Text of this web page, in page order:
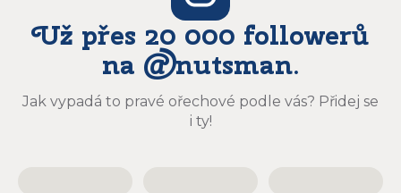
Už přes 20 000 followerů
na @nutsman.
Jak vypadá to pravé ořechové podle vás? Přidej se
i ty!